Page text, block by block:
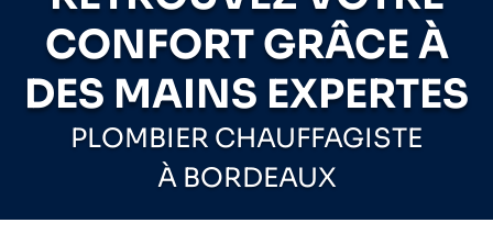
PLOMBIER CHAUFFAGISTE
À BORDEAUX
CONFORT GRÂCE À
DES MAINS EXPERTES